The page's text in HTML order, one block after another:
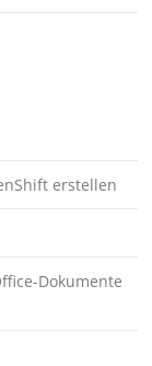
erstellen
Dokumente